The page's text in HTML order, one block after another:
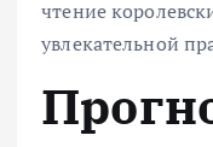
чтение
увлекательной